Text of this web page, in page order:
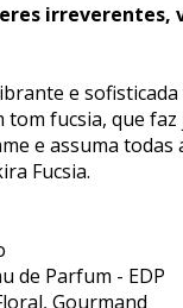
irreverentes,
e sofisticada
tom fucsia, que
e assuma todas
Fucsia.
de Parfum - EDP
Gourmand